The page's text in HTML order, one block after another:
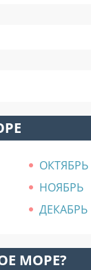
ОКТЯБРЬ
НОЯБРЬ
ДЕКАБРЬ
МОРЕ?